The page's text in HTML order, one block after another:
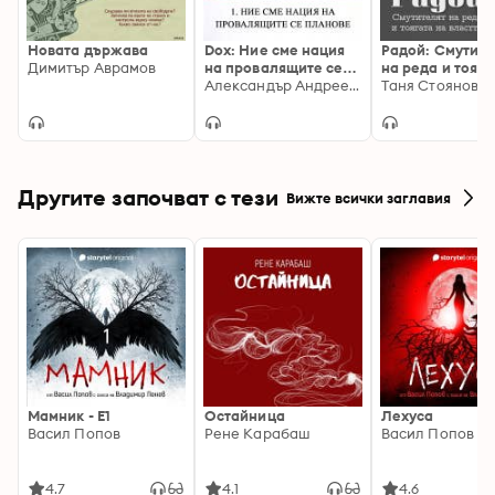
Новата държава
Димитър Аврамов
Dox: Ние сме нация
на провалящите се
планове
Александър Андреев, Андрей Райчев
Радой:
на реда и
власта
Таня Стоянова
Другите започват с тези Вижте всички заглавия
Мамник - E1
Васил Попов
4.7
Остайница
Рене Карабаш
4.1
Лехуса
Васил Попов
4.6